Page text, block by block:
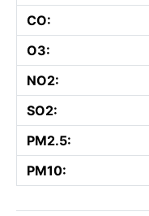
CO:
O3:
NO2:
SO2:
PM2.5:
PM10: